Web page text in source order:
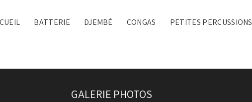
BATTERIE DJEMBÉ CONGAS PETITES PERCUSSIONS
GALERIE PHOTOS